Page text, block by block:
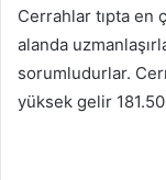
Cerrahlar tıpta en
alanda
sorumludurlar.
yüksek gelir